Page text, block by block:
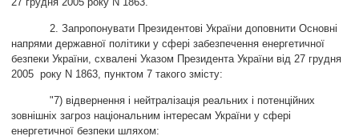
2. Запропонувати Президентові України доповнити Основні
напрями державної політики у сфері забезпечення енергетичної
безпеки України, схвалені Указом Президента України від 27 грудня
2005 року N 1863, пунктом 7 такого змісту:
"7) відвернення і нейтралізація реальних і потенційних
зовнішніх загроз національним інтересам України у сфері
енергетичної безпеки шляхом: